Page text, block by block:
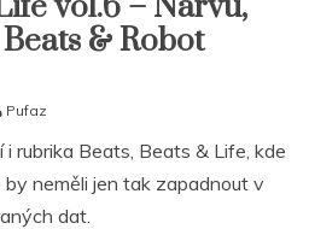
& Robot
Pufaz
rubrika Beats, Beats & Life, kde
neměli jen tak zapadnout v
dat.